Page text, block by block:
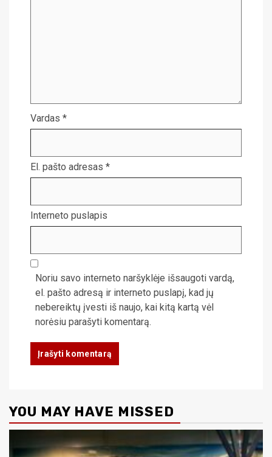
Vardas *
El. pašto adresas *
Interneto puslapis
Noriu savo interneto naršyklėje išsaugoti vardą,
el. pašto adresą ir interneto puslapį, kad jų
nebereiktų įvesti iš naujo, kai kitą kartą vėl
norėsiu parašyti komentarą.
YOU MAY HAVE MISSED